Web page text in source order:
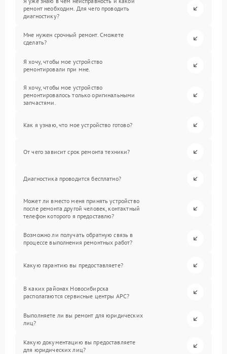
ремонт необходим. Для чего проводить
диагностику?
Мне нужен срочный ремонт. Сможете
сделать?
Я хочу, чтобы мое устройство
ремонтировали при мне.
Я хочу, чтобы мое устройство
ремонтировалось только оригинальными
запчастями.
Как я узнаю, что мое устройство готово?
От чего зависит срок ремонта техники?
Диагностика проводится бесплатно?
Может ли вместо меня принять устройство
после ремонта другой человек, контактный
телефон которого я предоставлю?
Возможно ли получать обратную связь в
процессе выполнения ремонтных работ?
Какую гарантию вы предоставляете?
В каких районах Новосибирска
располагаются сервисные центры APC?
Выполняете ли вы ремонт для юридических
лиц?
Какую документацию вы предоставляете
для юридических лиц?